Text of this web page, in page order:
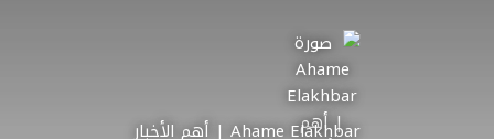
Ahame Elakhbar | أهم الأخبار